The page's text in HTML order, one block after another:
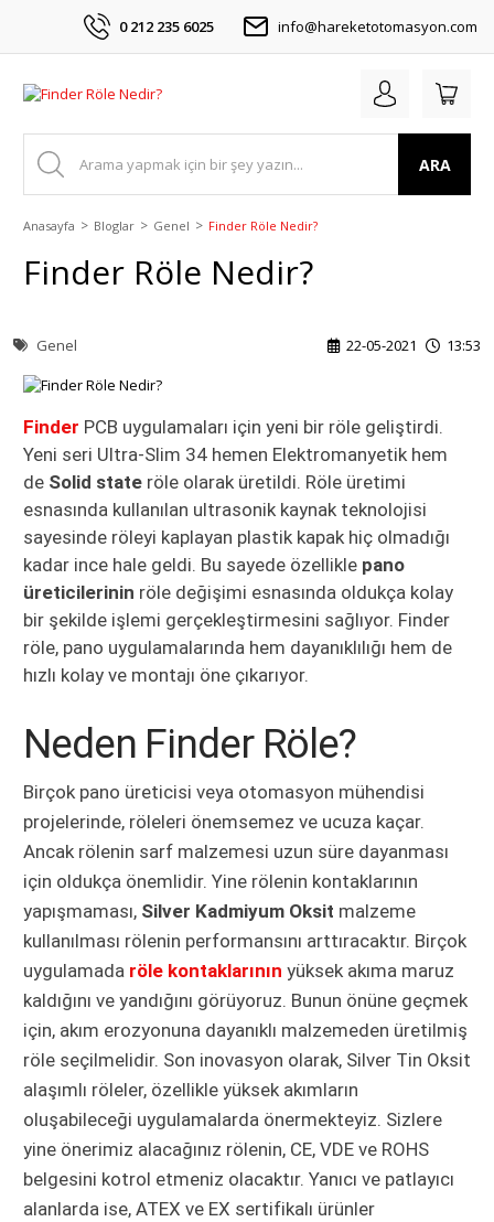
0 212 235 6025 info@hareketotomasyon.com
ARA
Anasayfa Bloglar Genel Finder Röle Nedir?
Finder Röle Nedir?
Genel 22-05-2021 13:53
Finder PCB uygulamaları için yeni bir röle geliştirdi.
Yeni seri Ultra-Slim 34 hemen Elektromanyetik hem
de Solid state röle olarak üretildi. Röle üretimi
esnasında kullanılan ultrasonik kaynak teknolojisi
sayesinde röleyi kaplayan plastik kapak hiç olmadığı
kadar ince hale geldi. Bu sayede özellikle pano
üreticilerinin röle değişimi esnasında oldukça kolay
bir şekilde işlemi gerçekleştirmesini sağlıyor. Finder
röle, pano uygulamalarında hem dayanıklılığı hem de
hızlı kolay ve montajı öne çıkarıyor.
Neden Finder Röle?
Birçok pano üreticisi veya otomasyon mühendisi
projelerinde, röleleri önemsemez ve ucuza kaçar.
Ancak rölenin sarf malzemesi uzun süre dayanması
için oldukça önemlidir. Yine rölenin kontaklarının
yapışmaması, Silver Kadmiyum Oksit malzeme
kullanılması rölenin performansını arttıracaktır. Birçok
uygulamada röle kontaklarının yüksek akıma maruz
kaldığını ve yandığını görüyoruz. Bunun önüne geçmek
için, akım erozyonuna dayanıklı malzemeden üretilmiş
röle seçilmelidir. Son inovasyon olarak, Silver Tin Oksit
alaşımlı röleler, özellikle yüksek akımların
oluşabileceği uygulamalarda önermekteyiz. Sizlere
yine önerimiz alacağınız rölenin, CE, VDE ve ROHS
belgesini kotrol etmeniz olacaktır. Yanıcı ve patlayıcı
alanlarda ise, ATEX ve EX sertifikalı ürünler